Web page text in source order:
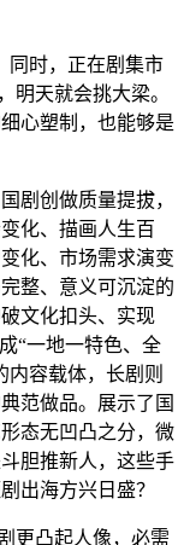
时，正在剧集市
明天就会挑大梁。
心塑制，也能够是
创做质量提拔，
化、描画人生百
化、市场需求演变
整、意义可沉淀的
文化扣头、实现
“一地一特色、全
内容载体，长剧则
范做品。展示了国
态无凹凸之分，微
胆推新人，这些手
出海方兴日盛？
更凸起人像，必需